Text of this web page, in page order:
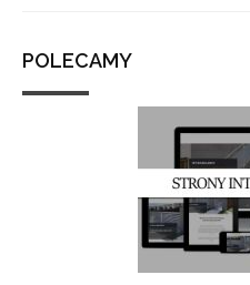
POLECAMY